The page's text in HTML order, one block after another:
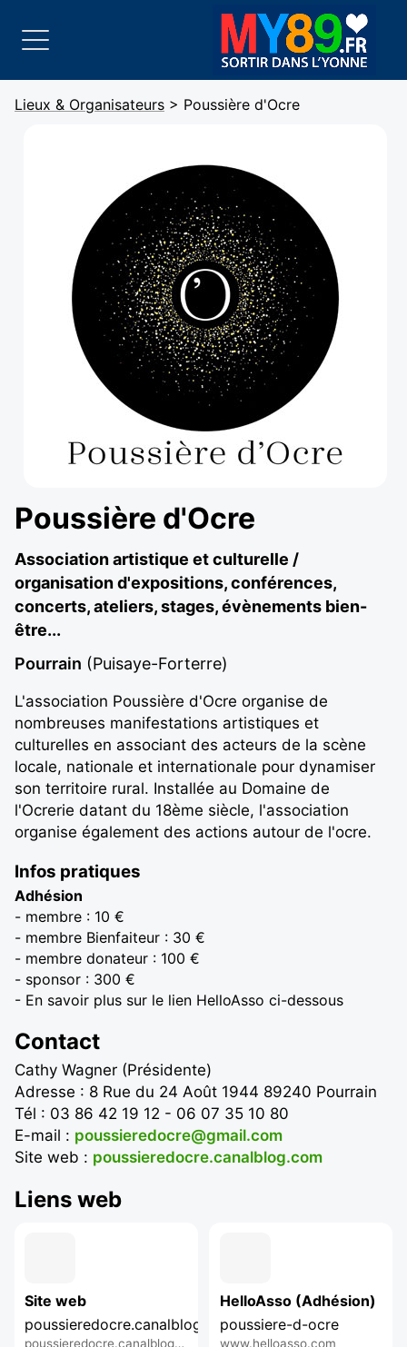
Lieux & Organisateurs > Poussière d'Ocre
Poussière d'Ocre
Association artistique et culturelle /
organisation d'expositions, conférences,
concerts, ateliers, stages, évènements bien-
être...
Pourrain (Puisaye-Forterre)
L'association Poussière d'Ocre organise de
nombreuses manifestations artistiques et
culturelles en associant des acteurs de la scène
locale, nationale et internationale pour dynamiser
son territoire rural. Installée au Domaine de
l'Ocrerie datant du 18ème siècle, l'association
organise également des actions autour de l'ocre.
Infos pratiques
Adhésion
- membre : 10 €
- membre Bienfaiteur : 30 €
- membre donateur : 100 €
- sponsor : 300 €
- En savoir plus sur le lien HelloAsso ci-dessous
Contact
Cathy Wagner (Présidente)
Adresse : 8 Rue du 24 Août 1944 89240 Pourrain
Tél : 03 86 42 19 12 - 06 07 35 10 80
E-mail : poussieredocre@gmail.com
Site web : poussieredocre.canalblog.com
Liens web
Site web
poussieredocre.canalblog.com
poussieredocre.canalblog.com
HelloAsso (Adhésion)
poussiere-d-ocre
www.helloasso.com